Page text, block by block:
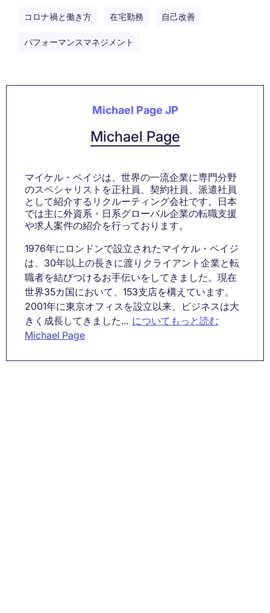
コロナ禍と働き方 在宅勤務 自己改善
パフォーマンスマネジメント
Michael Page JP
Michael Page
マイケル・ペイジは、世界の一流企業に専門分野
のスペシャリストを正社員、契約社員、派遣社員
として紹介するリクルーティング会社です。日本
では主に外資系・日系グローバル企業の転職支援
や求人案件の紹介を行っております。
1976年にロンドンで設立されたマイケル・ペイジ
は、30年以上の長きに渡りクライアント企業と転
職者を結びつけるお手伝いをしてきました。現在
世界35カ国において、153支店を構えています。
2001年に東京オフィスを設立以来、ビジネスは大
きく成長してきました... についてもっと読む
Michael Page